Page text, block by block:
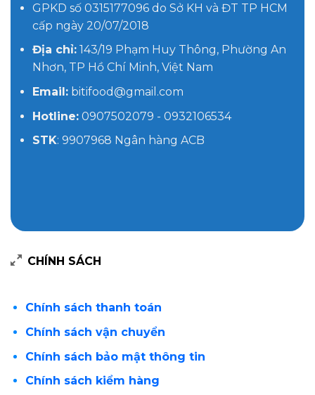
GPKD số 0315177096 do Sở KH và ĐT TP HCM
cấp ngày 20/07/2018
Địa chỉ:143/19 Phạm Huy Thông, Phường An
Nhơn, TP Hồ Chí Minh, Việt Nam
Email:bitifood@gmail.com
Hotline:0907502079 - 0932106534
STK: 9907968 Ngân hàng ACB
CHÍNH SÁCH
Chính sách thanh toán
Chính sách vận chuyển
Chính sách bảo mật thông tin
Chính sách kiểm hàng